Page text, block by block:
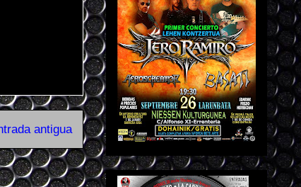
antigua